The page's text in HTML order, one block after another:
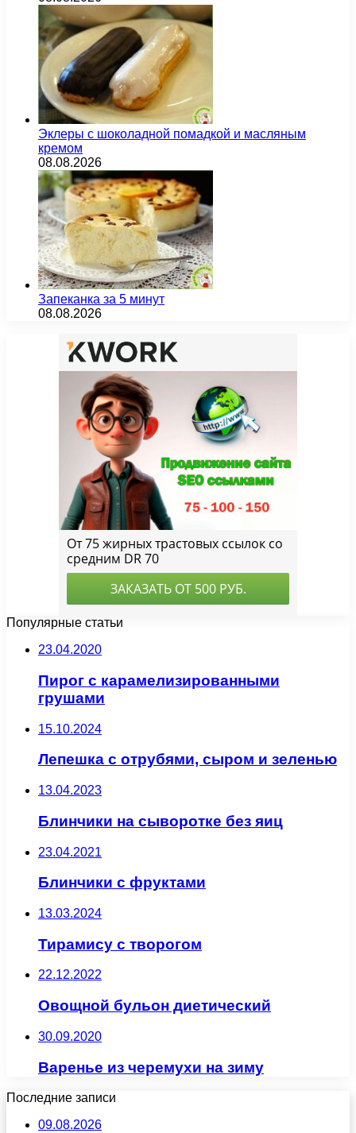
Эклеры с шоколадной помадкой и масляным
кремом
08.08.2026
Запеканка за 5 минут
08.08.2026
Популярные статьи
23.04.2020
Пирог с карамелизированными
грушами
15.10.2024
Лепешка с отрубями, сыром и зеленью
13.04.2023
Блинчики на сыворотке без яиц
23.04.2021
Блинчики с фруктами
13.03.2024
Тирамису с творогом
22.12.2022
Овощной бульон диетический
30.09.2020
Варенье из черемухи на зиму
Последние записи
09.08.2026